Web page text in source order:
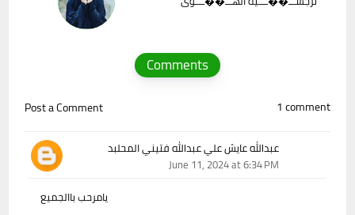
Comments
1 comment
Post a Comment
عبدالله عايش علي عبدالله فتيني المحلبد
June 11, 2024 at 6:34 PM
يامرحب باالجميع